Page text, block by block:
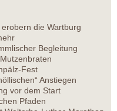
die Wartburg
Begleitung
Fest
Anstiegen
vor dem Start
Pfaden